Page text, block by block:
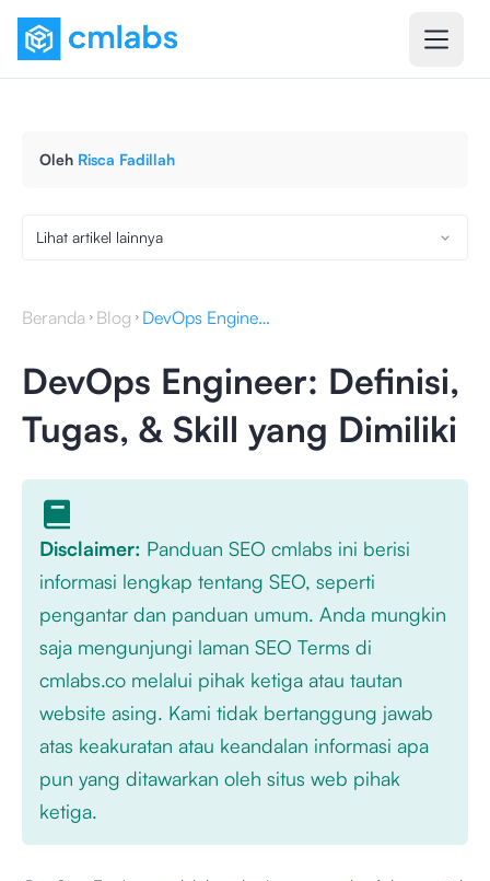
Oleh Risca Fadillah
Lihat artikel lainnya
Beranda Blog DevOps Engineer: Definisi, Tugas, & Skill yang Dimiliki
DevOps Engineer: Definisi,
Tugas, & Skill yang Dimiliki
Disclaimer: Panduan SEO cmlabs ini berisi
informasi lengkap tentang SEO, seperti
pengantar dan panduan umum. Anda mungkin
saja mengunjungi laman SEO Terms di
cmlabs.co melalui pihak ketiga atau tautan
website asing. Kami tidak bertanggung jawab
atas keakuratan atau keandalan informasi apa
pun yang ditawarkan oleh situs web pihak
ketiga.